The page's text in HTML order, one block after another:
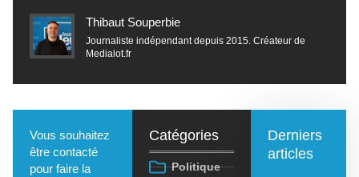
Thibaut Souperbie
Journaliste indépendant depuis 2015. Créateur de
Medialot.fr
Vous souhaitez
être contacté
pour faire la
Catégories
Politique
Derniers
articles